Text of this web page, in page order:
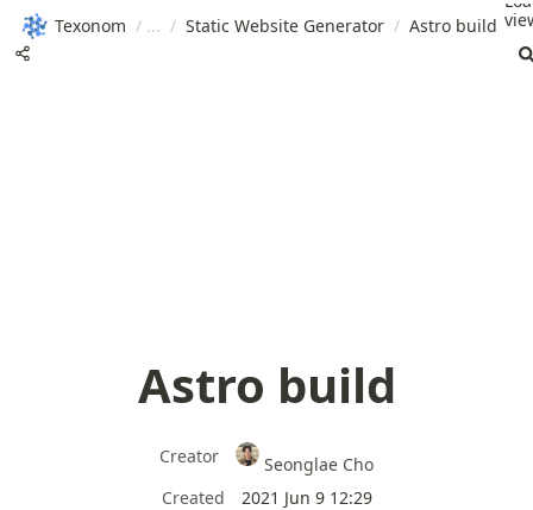
Texonom / / Static Website Generator / Astro build
Astro build
Creator
Seonglae Cho
Created
2021 Jun 9 12:29